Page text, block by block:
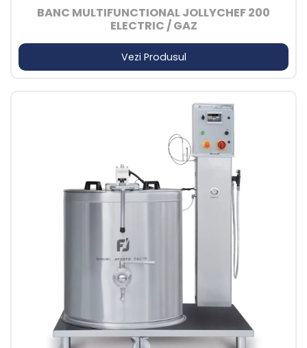
BANC MULTIFUNCTIONAL JOLLYCHEF 200
ELECTRIC / GAZ
Vezi Produsul